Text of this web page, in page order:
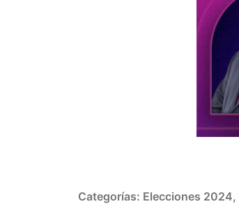
Categorías: Elecciones 2024,